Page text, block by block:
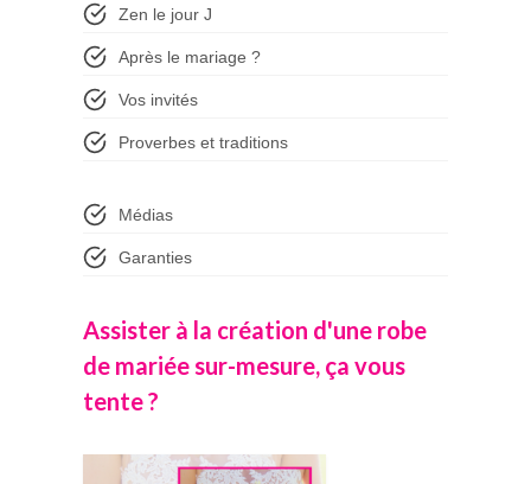
Zen le jour J
Après le mariage ?
Vos invités
Proverbes et traditions
Médias
Garanties
Assister à la création d'une robe
de mariée sur-mesure, ça vous
tente ?